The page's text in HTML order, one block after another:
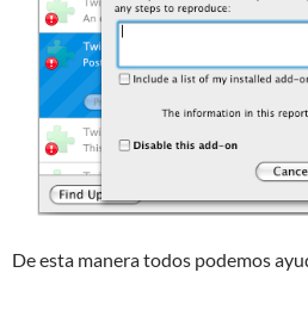
De esta manera todos podemos